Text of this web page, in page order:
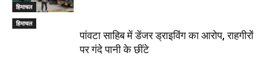
हिमाचल
हिमाचल
पांवटा साहिब में डेंजर ड्राइविंग का आरोप, राहगीरों
पर गंदे पानी के छींटे